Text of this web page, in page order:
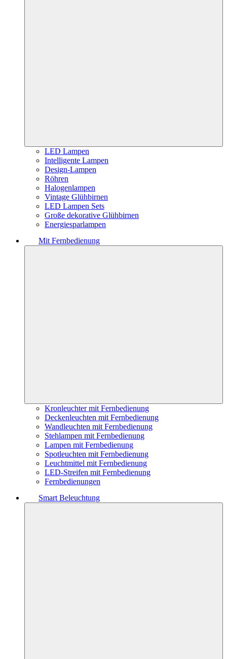
LED Lampen
Intelligente Lampen
Design-Lampen
Röhren
Halogenlampen
Vintage Glühbirnen
LED Lampen Sets
Große dekorative Glühbirnen
Energiesparlampen
Mit Fernbedienung
Kronleuchter mit Fernbedienung
Deckenleuchten mit Fernbedienung
Wandleuchten mit Fernbedienung
Stehlampen mit Fernbedienung
Lampen mit Fernbedienung
Spotleuchten mit Fernbedienung
Leuchtmittel mit Fernbedienung
LED-Streifen mit Fernbedienung
Fernbedienungen
Smart Beleuchtung